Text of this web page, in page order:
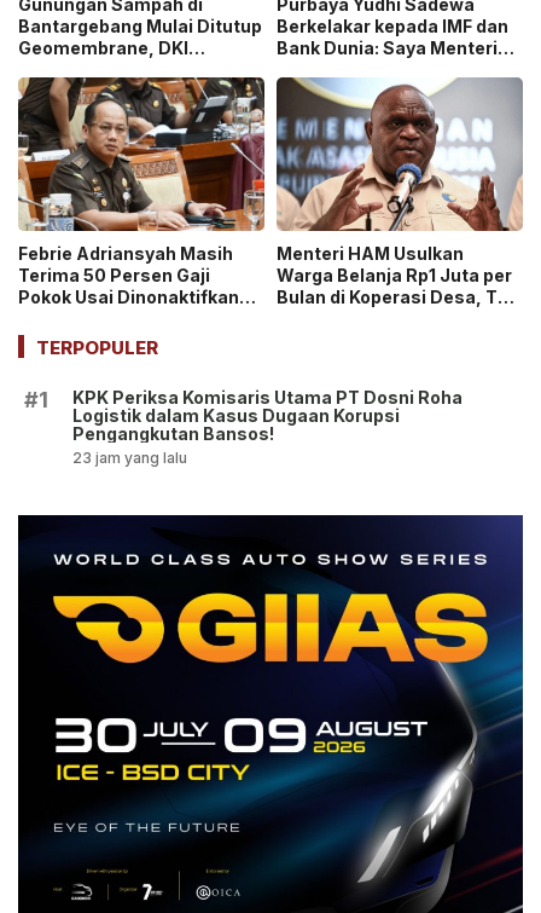
Gunungan Sampah di
Bantargebang Mulai Ditutup
Geomembrane, DKI
Sistem Open Dumping!
Purbaya Yudhi Sadewa
Berkelakar kepada IMF dan
Bank Dunia: Saya Menteri
Beruntung di Dunia!
Febrie Adriansyah Masih
Terima 50 Persen Gaji
Pokok Usai Dinonaktifkan
ASN Dihentikan!
Menteri HAM Usulkan
Warga Belanja Rp1 Juta per
Bulan di Koperasi Desa, Tuai
TERPOPULER
#1
KPK Periksa Komisaris Utama PT Dosni Roha
Logistik dalam Kasus Dugaan Korupsi
Pengangkutan Bansos!
23 jam yang lalu